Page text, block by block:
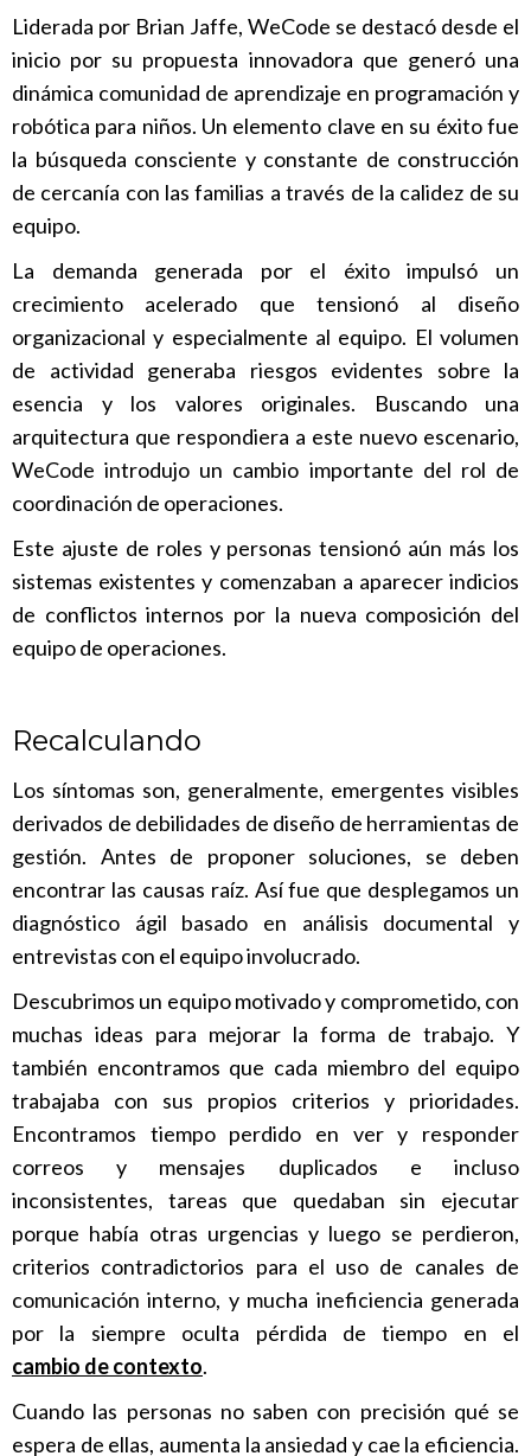
Liderada por Brian Jaffe, WeCode se destacó desde el
inicio por su propuesta innovadora que generó una
dinámica comunidad de aprendizaje en programación y
robótica para niños. Un elemento clave en su éxito fue
la búsqueda consciente y constante de construcción
de cercanía con las familias a través de la calidez de su
equipo.
La demanda generada por el éxito impulsó un
crecimiento acelerado que tensionó al diseño
organizacional y especialmente al equipo. El volumen
de actividad generaba riesgos evidentes sobre la
esencia y los valores originales. Buscando una
arquitectura que respondiera a este nuevo escenario,
WeCode introdujo un cambio importante del rol de
coordinación de operaciones.
Este ajuste de roles y personas tensionó aún más los
sistemas existentes y comenzaban a aparecer indicios
de conflictos internos por la nueva composición del
equipo de operaciones.
Recalculando
Los síntomas son, generalmente, emergentes visibles
derivados de debilidades de diseño de herramientas de
gestión. Antes de proponer soluciones, se deben
encontrar las causas raíz. Así fue que desplegamos un
diagnóstico ágil basado en análisis documental y
entrevistas con el equipo involucrado.
Descubrimos un equipo motivado y comprometido, con
muchas ideas para mejorar la forma de trabajo. Y
también encontramos que cada miembro del equipo
trabajaba con sus propios criterios y prioridades.
Encontramos tiempo perdido en ver y responder
correos y mensajes duplicados e incluso
inconsistentes, tareas que quedaban sin ejecutar
porque había otras urgencias y luego se perdieron,
criterios contradictorios para el uso de canales de
comunicación interno, y mucha ineficiencia generada
por la siempre oculta pérdida de tiempo en el
cambio de contexto.
Cuando las personas no saben con precisión qué se
espera de ellas, aumenta la ansiedad y cae la eficiencia.